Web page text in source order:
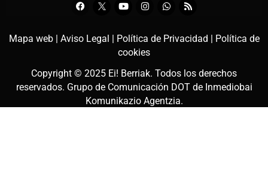
Mapa web | Aviso Legal | Política de Privacidad | Política de
cookies
Copyright © 2025 Ei! Berriak. Todos los derechos
reservados. Grupo de Comunicación DOT de Inmediobai
Komunikazio Agentzia.